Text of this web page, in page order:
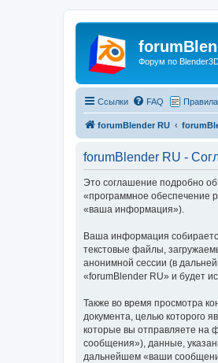
Форум по
Ссылки FAQ Правила
forumBlender RU
forumBlender RU -
Это соглашение подробно
«программное обеспечение
«ваша информация»).
Ваша информация
текстовые файлы,
анонимной сессии (в
«forumBlender RU» и будет
Также во время просмотра
документа, целью которого
которые вы отправляете на
сообщения»), данные,
дальнейшем «ваши